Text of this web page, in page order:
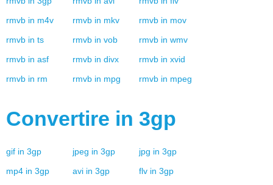
rmvb in m4v rmvb in mkv rmvb in mov
rmvb in ts rmvb in vob rmvb in wmv
rmvb in asf rmvb in divx rmvb in xvid
rmvb in rm rmvb in mpg rmvb in mpeg
Convertire in 3gp
gif in 3gp jpeg in 3gp jpg in 3gp
mp4 in 3gp avi in 3gp flv in 3gp